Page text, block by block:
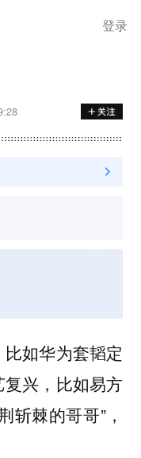
登录
如华为套韬定
兴，比如易方
斩棘的哥哥”，